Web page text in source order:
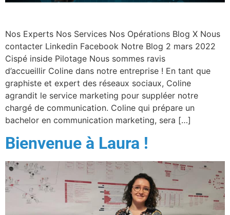
Nos Experts Nos Services Nos Opérations Blog X Nous
contacter Linkedin Facebook Notre Blog 2 mars 2022
Cispé inside Pilotage Nous sommes ravis
d’accueillir Coline dans notre entreprise ! En tant que
graphiste et expert des réseaux sociaux, Coline
agrandit le service marketing pour suppléer notre
chargé de communication. Coline qui prépare un
bachelor en communication marketing, sera […]
Bienvenue à Laura !